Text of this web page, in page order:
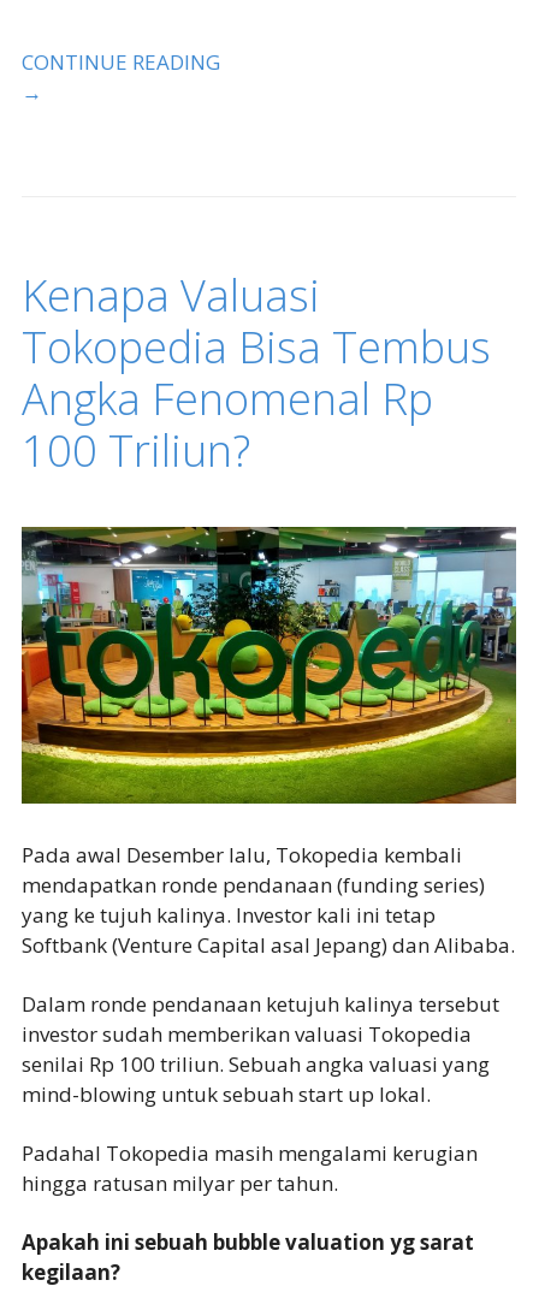
CONTINUE READING
→
Kenapa Valuasi
Tokopedia Bisa Tembus
Angka Fenomenal Rp
100 Triliun?
Pada awal Desember lalu, Tokopedia kembali
mendapatkan ronde pendanaan (funding series)
yang ke tujuh kalinya. Investor kali ini tetap
Softbank (Venture Capital asal Jepang) dan Alibaba.
Dalam ronde pendanaan ketujuh kalinya tersebut
investor sudah memberikan valuasi Tokopedia
senilai Rp 100 triliun. Sebuah angka valuasi yang
mind-blowing untuk sebuah start up lokal.
Padahal Tokopedia masih mengalami kerugian
hingga ratusan milyar per tahun.
Apakah ini sebuah bubble valuation yg sarat
kegilaan?